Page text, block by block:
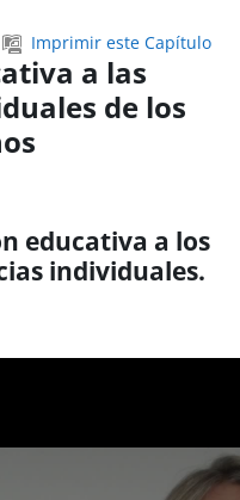
Imprimir este Capítulo
a las
de los
educativa a los
individuales.